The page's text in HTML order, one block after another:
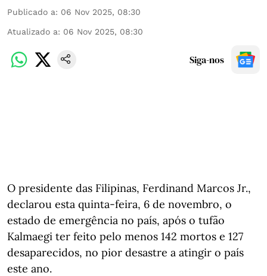
Publicado a: 06 Nov 2025, 08:30
Atualizado a: 06 Nov 2025, 08:30
Siga-nos
O presidente das Filipinas, Ferdinand Marcos Jr.,
declarou esta quinta-feira, 6 de novembro, o
estado de emergência no país, após o tufão
Kalmaegi ter feito pelo menos 142 mortos e 127
desaparecidos, no pior desastre a atingir o país
este ano.